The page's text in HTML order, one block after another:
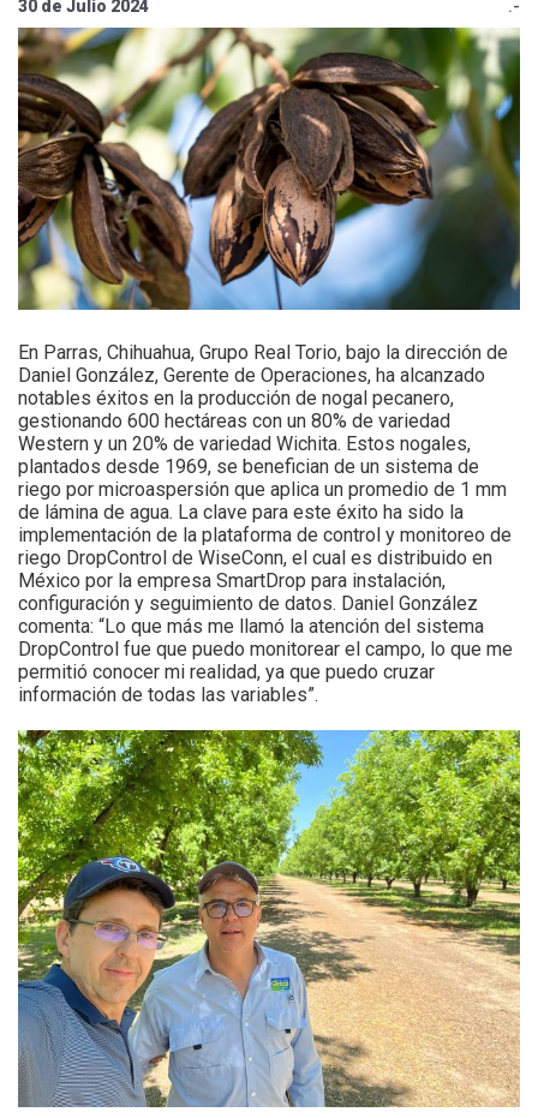
30 de Julio 2024 .-
En Parras, Chihuahua, Grupo Real Torio, bajo la dirección de
Daniel González, Gerente de Operaciones, ha alcanzado
notables éxitos en la producción de nogal pecanero,
gestionando 600 hectáreas con un 80% de variedad
Western y un 20% de variedad Wichita. Estos nogales,
plantados desde 1969, se benefician de un sistema de
riego por microaspersión que aplica un promedio de 1 mm
de lámina de agua. La clave para este éxito ha sido la
implementación de la plataforma de control y monitoreo de
riego DropControl de WiseConn, el cual es distribuido en
México por la empresa SmartDrop para instalación,
configuración y seguimiento de datos. Daniel González
comenta: “Lo que más me llamó la atención del sistema
DropControl fue que puedo monitorear el campo, lo que me
permitió conocer mi realidad, ya que puedo cruzar
información de todas las variables”.